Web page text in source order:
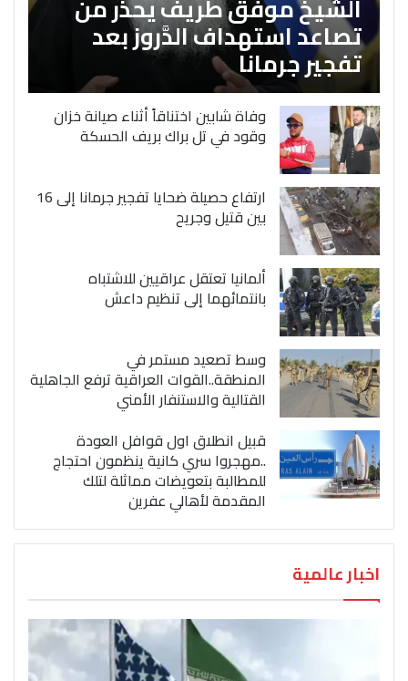
تصاعد استهداف الدَّروز بعد
تفجير جرمانا
وفاة شابين اختناقاً أثناء صيانة خزان
وقود في تل براك بريف الحسكة
ارتفاع حصيلة ضحايا تفجير جرمانا إلى 16
بين قتيل وجريح
ألمانيا تعتقل عراقيين للاشتباه
بانتمائهما إلى تنظيم داعش
وسط تصعيد مستمر في
المنطقة..القوات العراقية ترفع الجاهلية
القتالية والاستنفار الأمني
قبيل انطلاق اول قوافل العودة
..مهجروا سري كانية ينظمون احتجاج
للمطالبة بتعويضات مماثلة لتلك
المقدمة لأهالي عفرين
اخبار عالمية